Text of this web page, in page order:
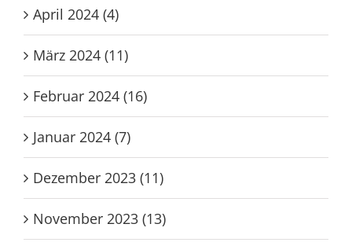
April 2024 (4)
März 2024 (11)
Februar 2024 (16)
Januar 2024 (7)
Dezember 2023 (11)
November 2023 (13)